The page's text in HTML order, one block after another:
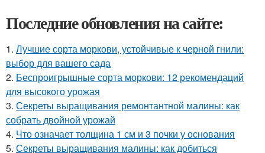
Последние обновления на сайте:
1. Лучшие сорта моркови, устойчивые к черной гнили:
выбор для вашего сада
2. Беспроигрышные сорта моркови: 12 рекомендаций
для высокого урожая
3. Секреты выращивания ремонтантной малины: как
собрать двойной урожай
4. Что означает толщина 1 см и 3 почки у основания
5. Секреты выращивания малины: как добиться